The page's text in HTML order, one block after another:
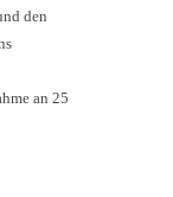
den
an 25